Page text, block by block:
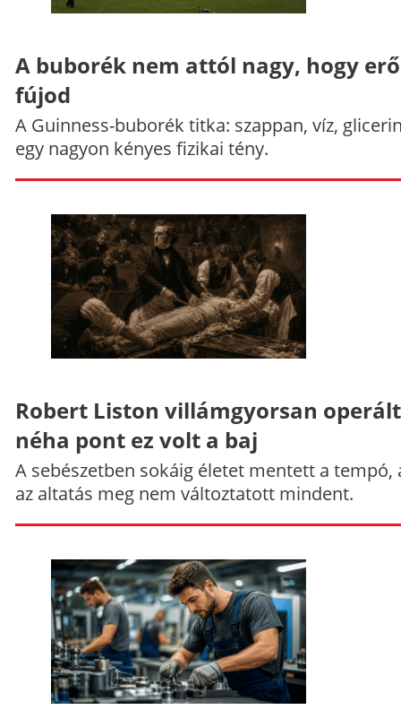
A buborék nem attól nagy, hogy
fújod
A Guinness-buborék titka: szappan, víz,
egy nagyon kényes fizikai tény.
Robert Liston villámgyorsan
néha pont ez volt a baj
A sebészetben sokáig életet mentett a tempó,
az altatás meg nem változtatott mindent.